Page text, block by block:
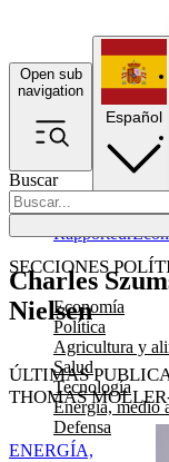
Open sub
navigation
Buscar
SECCIONES
Economía
Política
Agricultura y
Salud
Tecnología
Energía, medio
Defensa
Rapporteur
Español
Charles
Nielsen
ÚLTIMAS
THOMAS
ENERGÍA,